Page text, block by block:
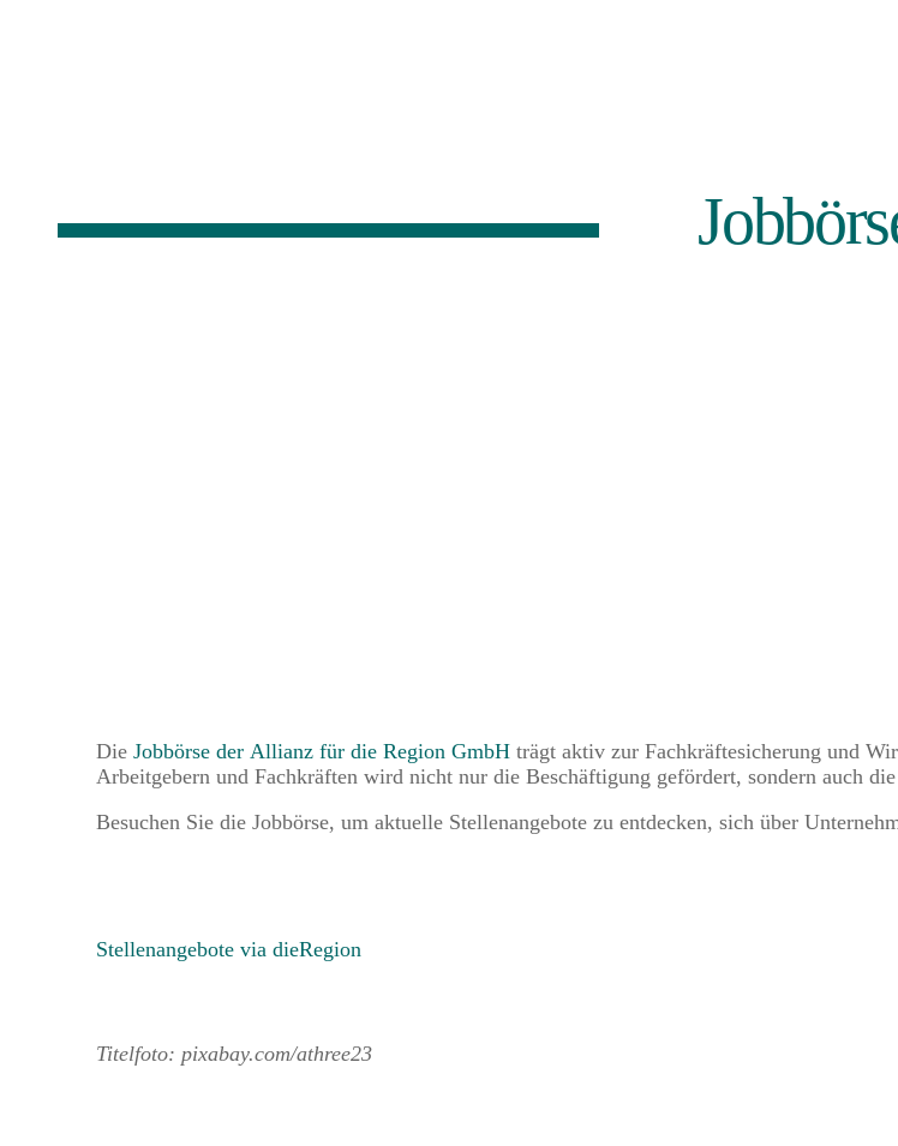
Die Jobbörse der Allianz für die Region GmbH trägt aktiv zur Fachkräftesicherung und
Arbeitgebern und Fachkräften wird nicht nur die Beschäftigung gefördert, sondern auch
Besuchen Sie die Jobbörse, um aktuelle Stellenangebote zu entdecken, sich über
Stellenangebote via dieRegion
Titelfoto: pixabay.com/athree23